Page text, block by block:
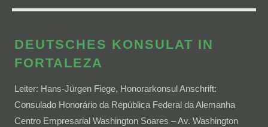
DEUTSCHES KONSULAT IN
FORTALEZA
Leiter: Hans-Jürgen Fiege, Honorarkonsul Anschrift:
Consulado Honorário da República Federal da Alemanha
Centro Empresarial Washington Soares – Av. Washington